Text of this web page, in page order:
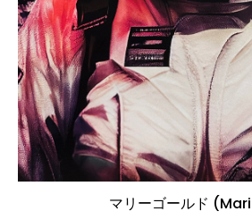
マリーゴールド